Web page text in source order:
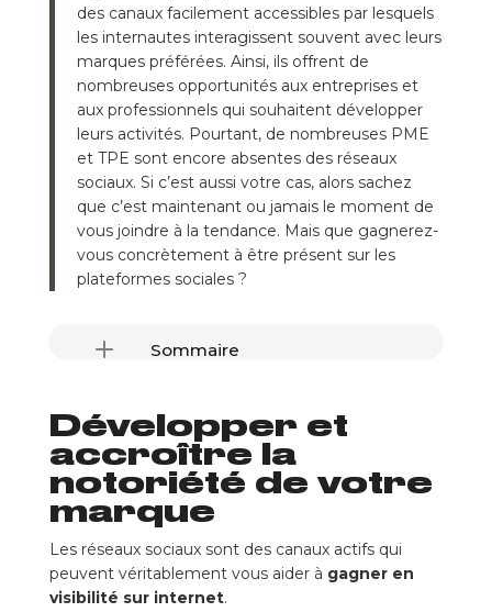
des canaux facilement accessibles par lesquels
les internautes interagissent souvent avec leurs
marques préférées. Ainsi, ils offrent de
nombreuses opportunités aux entreprises et
aux professionnels qui souhaitent développer
leurs activités. Pourtant, de nombreuses PME
et TPE sont encore absentes des réseaux
sociaux. Si c’est aussi votre cas, alors sachez
que c’est maintenant ou jamais le moment de
vous joindre à la tendance. Mais que gagnerez-
vous concrètement à être présent sur les
plateformes sociales ?
Sommaire
Aller à la conquête de nouveaux clients et fidéliser les anciens
Mieux connaître votre cœur de cible
Améliorer votre référencement
Devenir un expert notoire dans votre domaine
Communiquer plus efficacement et à moindre coût
Communiquer rapidement à large échelle
Espionner la concurrence
Favoriser l’engagement de votre communauté
Développer et
accroître la
notoriété de votre
marque
Les réseaux sociaux sont des canaux actifs qui
peuvent véritablement vous aider à gagner en
visibilité sur internet.